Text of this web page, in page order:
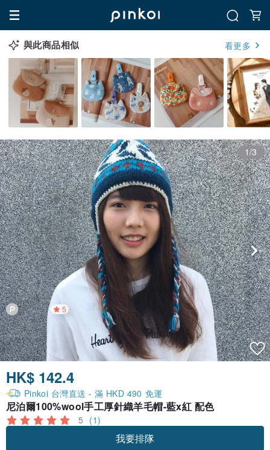
與此商品相似 看更多
1/3
5
HK$ 142.4
Pinkoi 台灣直送 - 滿 HKD 490 免運
尼泊爾100%wool手工厚針織羊毛帽-藍x紅 配色
5 (1)
我要排隊